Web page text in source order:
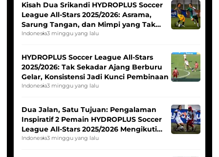
Kisah Dua Srikandi HYDROPLUS Soccer
League All-Stars 2025/2026: Asrama,
Sarung Tangan, dan Mimpi yang Tak
Pernah Padam
Indonesia3 minggu yang lalu
HYDROPLUS Soccer League All-Stars
2025/2026: Tak Sekadar Ajang Berburu
Gelar, Konsistensi Jadi Kunci Pembinaan
Indonesia3 minggu yang lalu
Dua Jalan, Satu Tujuan: Pengalaman
Inspiratif 2 Pemain HYDROPLUS Soccer
League All-Stars 2025/2026 Mengikuti
Seleksi Timnas Indonesia Putri
Indonesia3 minggu yang lalu